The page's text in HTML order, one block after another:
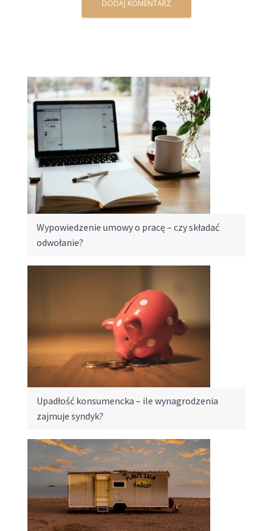
Wypowiedzenie umowy o pracę – czy składać
odwołanie?
Upadłość konsumencka – ile wynagrodzenia
zajmuje syndyk?